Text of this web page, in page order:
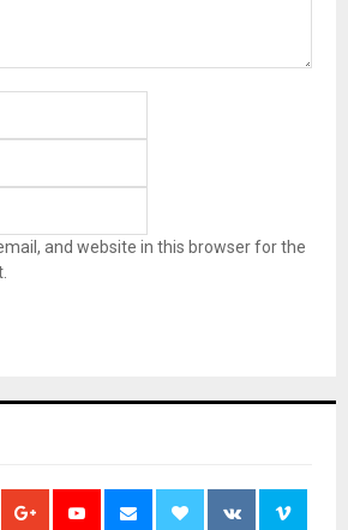
and website in this browser for the